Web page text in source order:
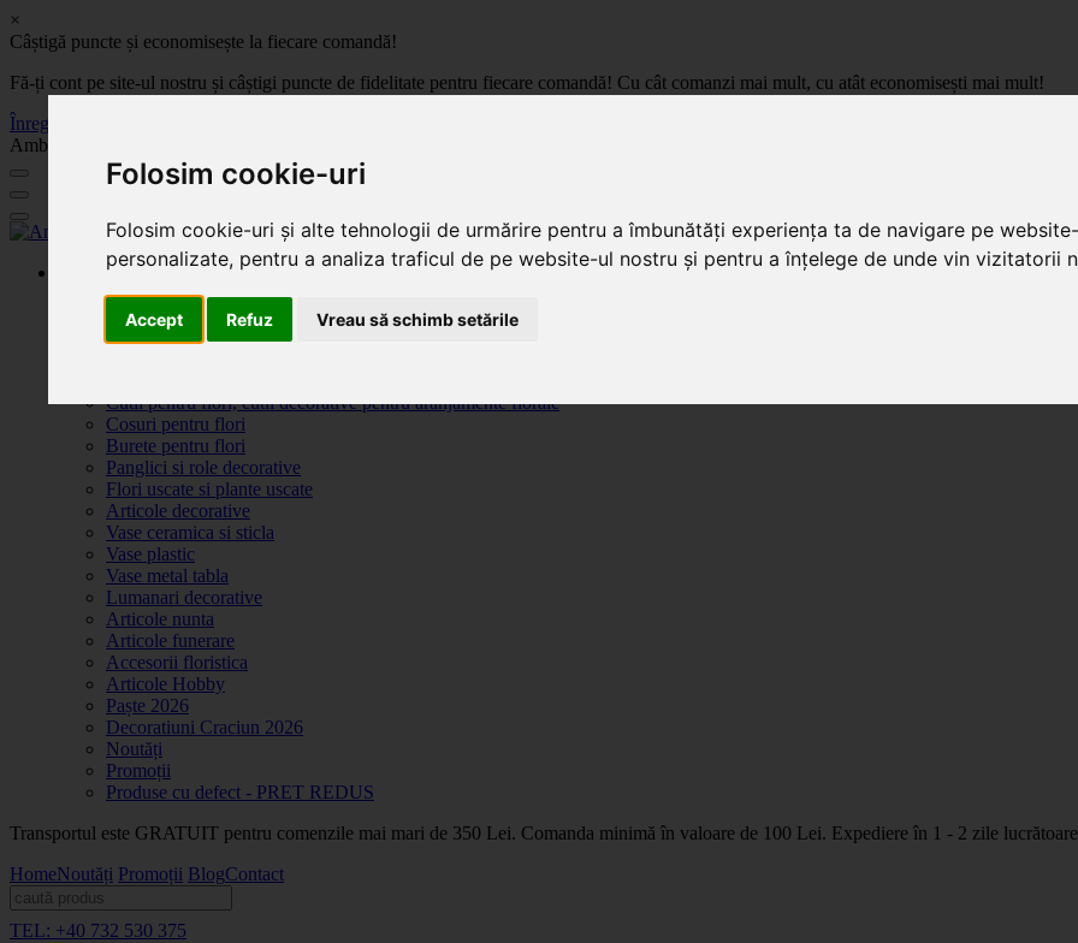
Folosim cookie-uri
Folosim cookie-uri și alte tehnologii de urmărire pentru a îmbunătăți experiența ta de navigare pe
personalizate, pentru a analiza traficul de pe website-ul nostru și pentru a înțelege de unde vin vizitatorii
Accept Refuz Vreau să schimb setările
×
Câștigă puncte și economisește la fiecare comandă!
Fă-ți cont pe site-ul nostru și câștigi puncte de fidelitate pentru fiecare comandă! Cu cât comanzi mai mult, cu atât economisești mai mult!
Înregistrează-te acum
Ambalaje, decoratiuni si accesorii pentru flori. Produse de calitate la pret de importator, cu livrare in toata Romania.
Produse
Plante artificiale la ghiveci
Ambalaje pentru flori
Flori de săpun
Cutii pentru flori, cutii decorative pentru aranjamente florale
Cosuri pentru flori
Burete pentru flori
Panglici si role decorative
Flori uscate si plante uscate
Articole decorative
Vase ceramica si sticla
Vase plastic
Vase metal tabla
Lumanari decorative
Articole nunta
Articole funerare
Accesorii floristica
Articole Hobby
Paște 2026
Decoratiuni Craciun 2026
Noutăți
Promoții
Produse cu defect - PRET REDUS
Transportul este GRATUIT pentru comenzile mai mari de 350 Lei. Comanda minimă în valoare de 100 Lei. Expediere în 1 - 2 zile
HomeNoutăți Promoții BlogContact
TEL: +40 732 530 375